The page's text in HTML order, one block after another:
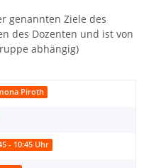
genannten Ziele des
des Dozenten und ist von
abhängig)
Piroth
- 10:45 Uhr